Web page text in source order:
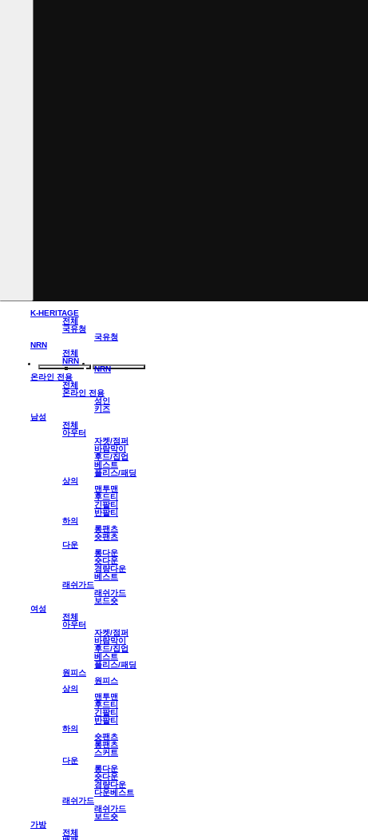
K-HERITAGE
전체
국유청
국유청
NRN
전체
NRN
NRN
온라인 전용
전체
온라인 전용
성인
키즈
남성
전체
아우터
자켓/점퍼
바람막이
후드/집업
베스트
플리스/패딩
상의
맨투맨
후드티
긴팔티
반팔티
하의
롱팬츠
숏팬츠
다운
롱다운
숏다운
경량다운
베스트
래쉬가드
래쉬가드
보드숏
여성
전체
아우터
자켓/점퍼
바람막이
후드/집업
베스트
플리스/패딩
원피스
원피스
상의
맨투맨
후드티
긴팔티
반팔티
하의
숏팬츠
롱팬츠
스커트
다운
롱다운
숏다운
경량다운
다운베스트
래쉬가드
래쉬가드
보드숏
가방
전체